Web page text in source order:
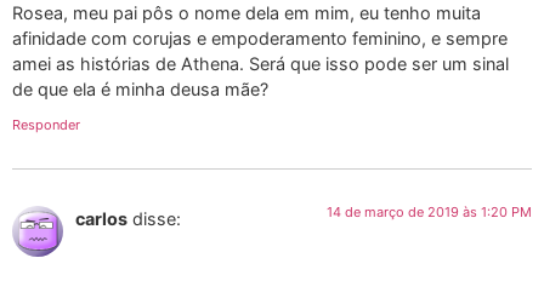
Rosea, meu pai pôs o nome dela em mim, eu tenho muita
afinidade com corujas e empoderamento feminino, e sempre
amei as histórias de Athena. Será que isso pode ser um sinal
de que ela é minha deusa mãe?
Responder
carlos disse: 14 de março de 2019 às 1:20 PM